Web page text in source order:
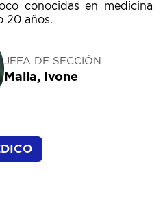
conocidas en medicina
20 años.
JEFA DE SECCIÓN
Malla, Ivone